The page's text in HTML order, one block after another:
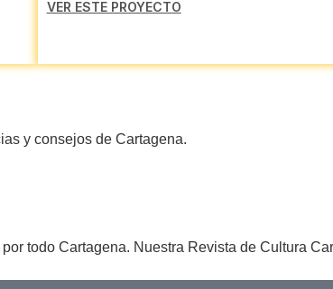
VER ESTE PROYECTO
y consejos de Cartagena.
todo Cartagena. Nuestra Revista de Cultura